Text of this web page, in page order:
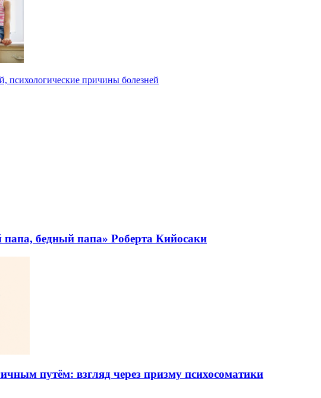
психологические причины болезней
бедный папа» Роберта Кийосаки
путём: взгляд через призму психосоматики